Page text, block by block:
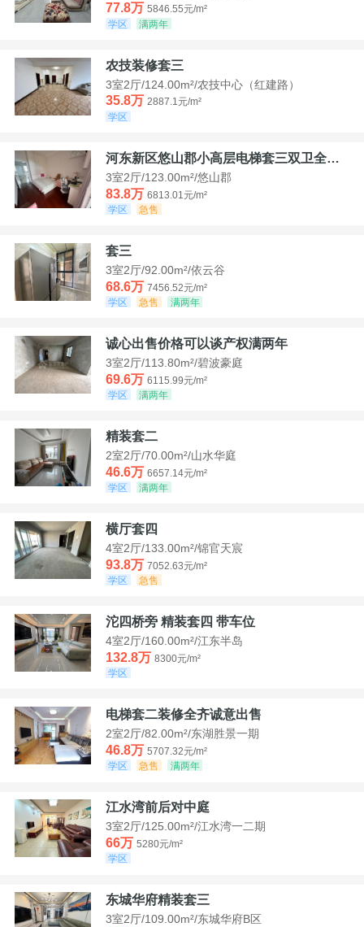
77.8万 5846.55元/m²
学区
满两年
农技装修套三
3室2厅/124.00m²/农技中心（红建路）
35.8万 2887.1元/m²
学区
河东新区悠山郡小高层电梯套三双卫全装带家具家电
3室2厅/123.00m²/悠山郡
83.8万 6813.01元/m²
学区
急售
套三
3室2厅/92.00m²/依云谷
68.6万 7456.52元/m²
学区
急售 满两年
诚心出售价格可以谈产权满两年
3室2厅/113.80m²/碧波豪庭
69.6万 6115.99元/m²
学区
满两年
精装套二
2室2厅/70.00m²/山水华庭
46.6万 6657.14元/m²
学区
满两年
横厅套四
4室2厅/133.00m²/锦官天宸
93.8万 7052.63元/m²
学区
急售
沱四桥旁 精装套四 带车位
4室2厅/160.00m²/江东半岛
132.8万 8300元/m²
学区
电梯套二装修全齐诚意出售
2室2厅/82.00m²/东湖胜景一期
46.8万 5707.32元/m²
学区
急售 满两年
江水湾前后对中庭
3室2厅/125.00m²/江水湾一二期
66万 5280元/m²
学区
东城华府精装套三
3室2厅/109.00m²/东城华府B区